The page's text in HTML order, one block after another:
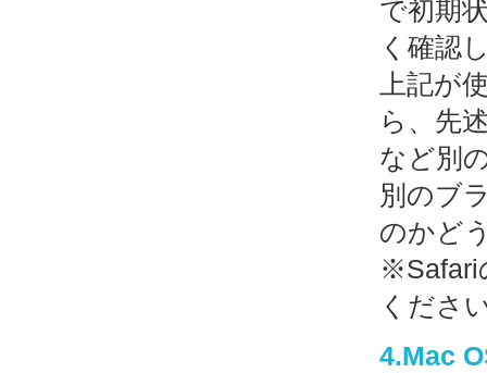
で初期
く確認
上記が
ら、先
など別
別のブ
のかど
※Safari
くださ
4.Mac